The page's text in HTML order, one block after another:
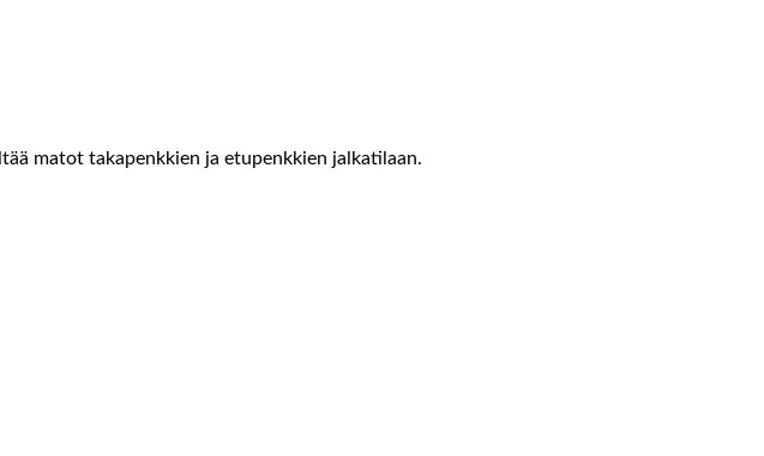
matot takapenkkien ja etupenkkien jalkatilaan.